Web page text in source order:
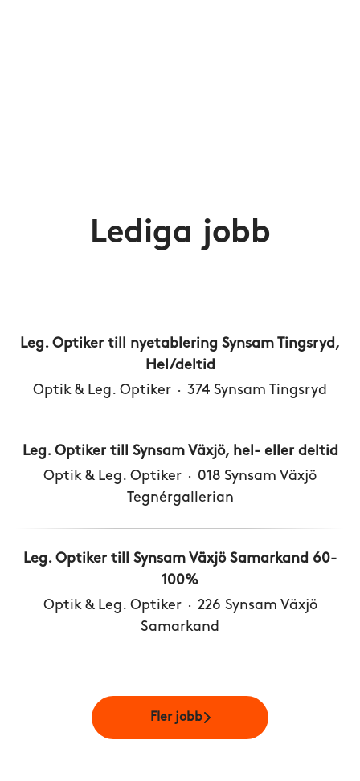
Lediga jobb
Leg. Optiker till nyetablering Synsam Tingsryd,
Hel/deltid
Optik & Leg. Optiker · 374 Synsam Tingsryd
Leg. Optiker till Synsam Växjö, hel- eller deltid
Optik & Leg. Optiker · 018 Synsam Växjö
Tegnérgallerian
Leg. Optiker till Synsam Växjö Samarkand 60-
100%
Optik & Leg. Optiker · 226 Synsam Växjö
Samarkand
Fler jobb